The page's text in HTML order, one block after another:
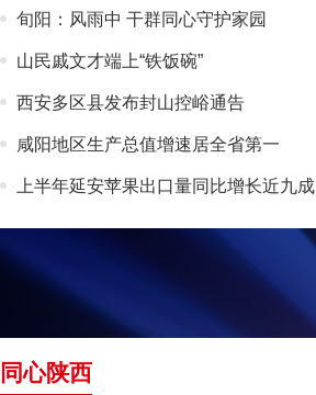
旬阳：风雨中 干群同心守护家园
山民戚文才端上“铁饭碗”
西安多区县发布封山控峪通告
咸阳地区生产总值增速居全省第一
上半年延安苹果出口量同比增长近九成
同心陕西